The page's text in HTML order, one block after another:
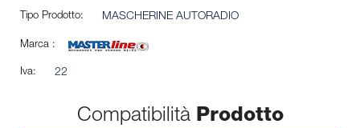
Tipo Prodotto: MASCHERINE AUTORADIO
Marca :
Iva: 22
Compatibilità Prodotto